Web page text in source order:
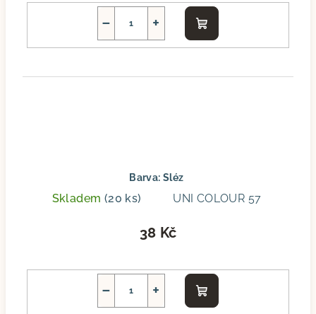
+
−
Do
košíku
Barva: Sléz
Skladem (20 ks) UNI COLOUR 57
38 Kč
+
−
Do
košíku